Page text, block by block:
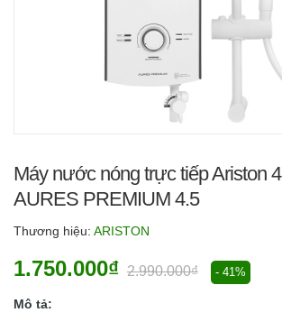
Máy nước nóng trực tiếp Ariston
AURES PREMIUM 4.5
Thương hiệu: ARISTON
1.750.000₫ 2.990.000₫ - 41%
Mô tả: